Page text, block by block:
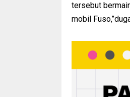
tersebut
mobil